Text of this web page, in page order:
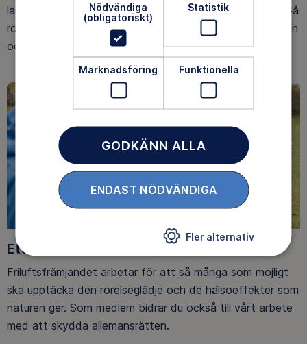
landet. Våra ideella ledare guidar barn, unga och vuxna på
roliga och trygga äventyr i skogen, på vattnet, snön, isen
och på fjället.
Ett friluftsliv för alla
Friluftsfrämjandet arbetar för att så många som möjligt
ska upptäcka den rörelseglädje och de hälsoeffekter som
naturen ger. Som medlem bidrar du också till vårt arbete
med att skydda allemansrätten.
Nödvändiga
(obligatoriskt)
Statistik
Marknadsföring Funktionella
GODKÄNN ALLA
ENDAST NÖDVÄNDIGA
Fler alternativ